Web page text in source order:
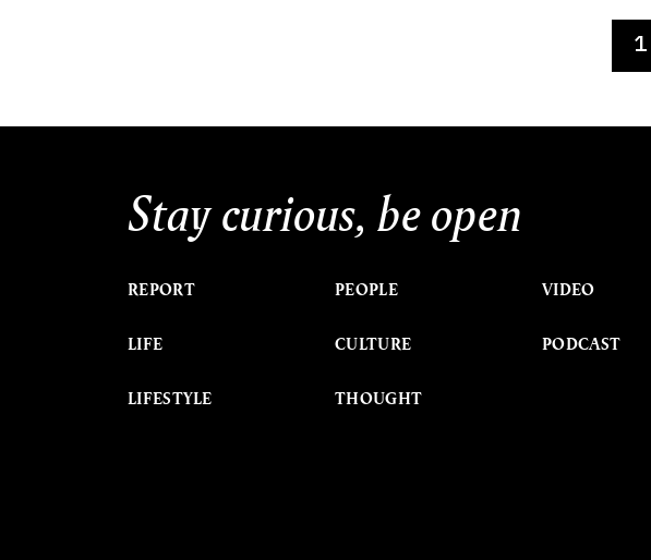
1
Stay curious, be open
REPORT
LIFE
LIFESTYLE
PEOPLE
CULTURE
THOUGHT
VIDEO
PODCAST